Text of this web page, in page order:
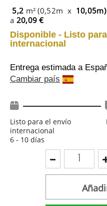
5,2 m² (0,52m x 10,05m)
a 20,09 €
Disponible - Listo
internacional
Entrega estimada a
Cambiar país
Listo para el envío
internacional
6 - 10 días